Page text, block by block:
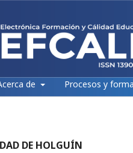
de Procesos y
DE HOLGUÍN